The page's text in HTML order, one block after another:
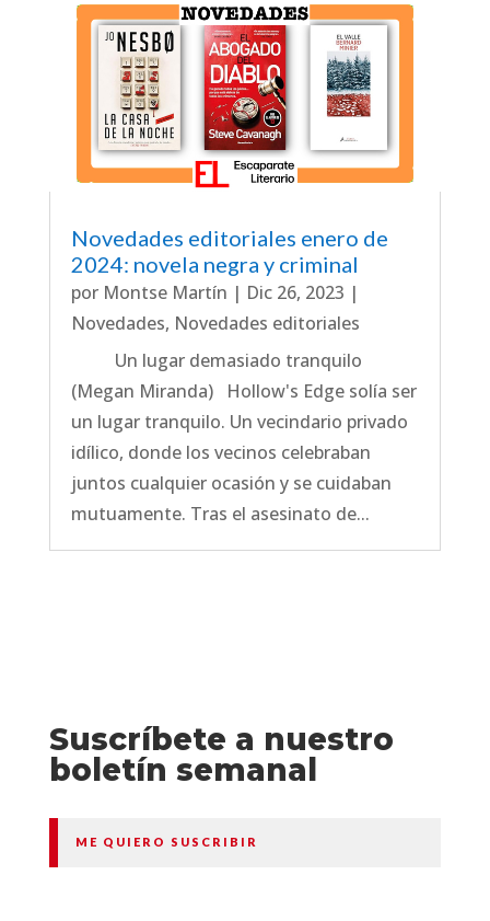
Novedades editoriales enero de
2024: novela negra y criminal
por Montse Martín | Dic 26, 2023 |
Novedades, Novedades editoriales
Un lugar demasiado tranquilo
(Megan Miranda) Hollow's Edge solía ser
un lugar tranquilo. Un vecindario privado
idílico, donde los vecinos celebraban
juntos cualquier ocasión y se cuidaban
mutuamente. Tras el asesinato de...
Suscríbete a nuestro
boletín semanal
ME QUIERO SUSCRIBIR